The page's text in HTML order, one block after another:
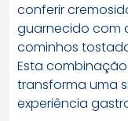
conferir
guarnecido com
cominhos
Esta
transforma uma
experiência